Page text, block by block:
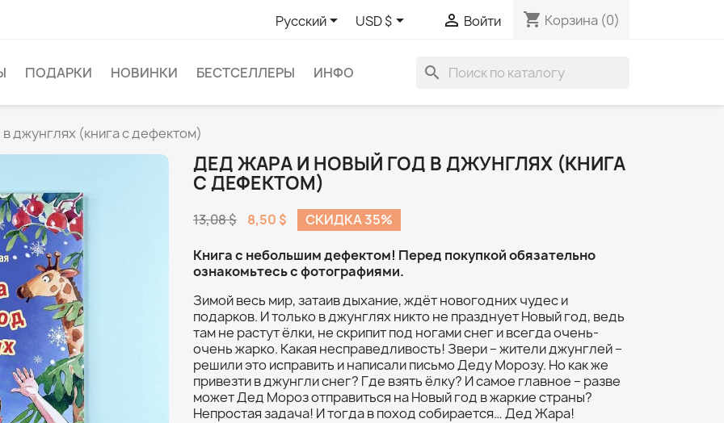
Русский USD $  Войти shopping_cart Корзина (0)
ПОДАРКИ НОВИНКИ БЕСТСЕЛЛЕРЫ ИНФО search
джунглях (книга с дефектом)
ДЕД ЖАРА И НОВЫЙ ГОД В ДЖУНГЛЯХ (КНИГА
С ДЕФЕКТОМ)
13,08 $ 8,50 $
СКИДКА 35%
Книга с небольшим дефектом! Перед покупкой обязательно
ознакомьтесь с фотографиями.
Зимой весь мир, затаив дыхание, ждёт новогодних чудес и
подарков. И только в джунглях никто не празднует Новый год, ведь
там не растут ёлки, не скрипит под ногами снег и всегда очень-
очень жарко. Какая несправедливость! Звери – жители джунглей –
решили это исправить и написали письмо Деду Морозу. Но как же
привезти в джунгли снег? Где взять ёлку? И самое главное – разве
может Дед Мороз отправиться на Новый год в жаркие страны?
Непростая задача! И тогда в поход собирается… Дед Жара!